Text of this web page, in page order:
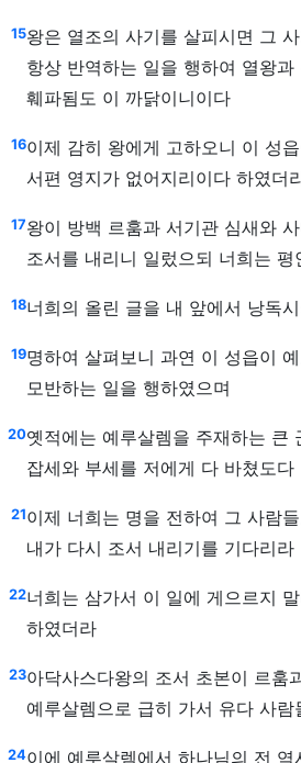
15왕은 열조의 사기를 살피시면 그
항상 반역하는 일을 행하여 열왕
훼파됨도 이 까닭이니이다
16이제 감히 왕에게 고하오니 이 성
서편 영지가 없어지리이다 하였더
17왕이 방백 르훔과 서기관 심새와
조서를 내리니 일렀으되 너희는 평
18너희의 올린 글을 내 앞에서 낭독
19명하여 살펴보니 과연 이 성읍이
모반하는 일을 행하였으며
20옛적에는 예루살렘을 주재하는 큰
잡세와 부세를 저에게 다 바쳤도다
21이제 너희는 명을 전하여 그 사람
내가 다시 조서 내리기를 기다리라
22너희는 삼가서 이 일에 게으르지
하였더라
23아닥사스다왕의 조서 초본이 르훔
예루살렘으로 급히 가서 유다 사
24이에 예루살렘에서 하나님의 전